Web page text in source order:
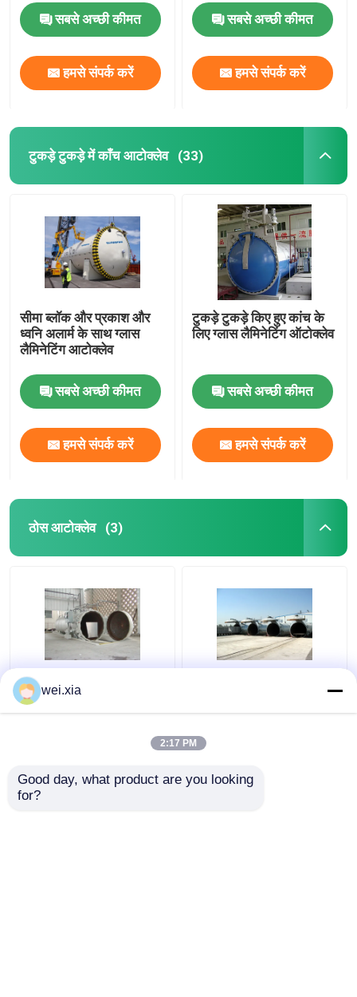
सबसे अच्छी कीमत
हमसे संपर्क करें
सबसे अच्छी कीमत
हमसे संपर्क करें
टुकड़े टुकड़े में काँच आटोक्लेव (33)
सीमा ब्लॉक और प्रकाश और
ध्वनि अलार्म के साथ ग्लास
लैमिनेटिंग आटोक्लेव
सबसे अच्छी कीमत
हमसे संपर्क करें
टुकड़े टुकड़े किए हुए कांच के
लिए ग्लास लैमिनेटिंग ऑटोक्लेव
सबसे अच्छी कीमत
हमसे संपर्क करें
ठोस आटोक्लेव (3)
कपड़ा रासायनिक कंक्रीट
आटोक्लेव
wei.xia
2:17 PM
Good day, what product are you looking
for?